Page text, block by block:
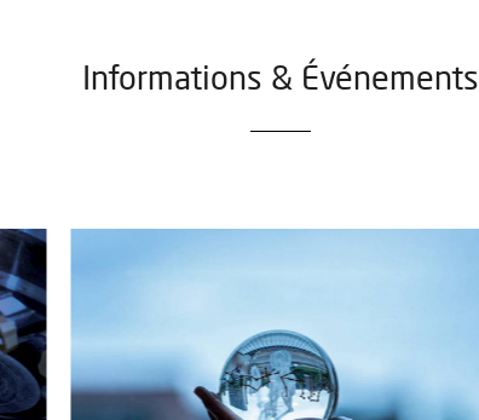
Informations & Événements